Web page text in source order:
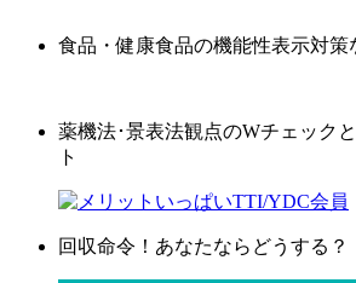
食品・健康食品の機能性表示対策
薬機法･景表法観点のWチェック
ト
回収命令！あなたならどうする？